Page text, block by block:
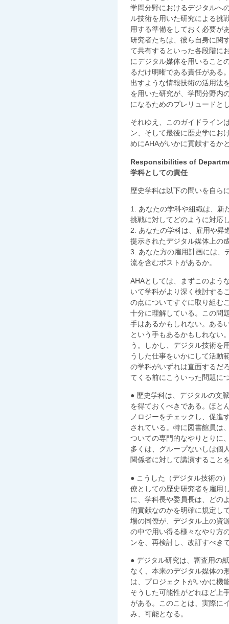
学問分野におけるデジタルへ
ル技術を用いた研究による挑
用する準備をしておく必要が
研究者たちは、彼ら自身に関
て共有するといった各段階に
にデジタル媒体を用いること
るだけ明晰である責任がある
出すような情報技術の活用法
を用いた研究が、学問分野内
になるためのプレリュードと
それゆえ、このガイドライン
ン、そして最後に歴史学にお
めにAHAがいかに貢献するか
Responsibilities of
学科としての責任
歴史学科は以下の問いを自ら
1. あなたの学科や組織は、新
挑戦に対してどのように対応
2. あなたの学科は、雇用や昇
提示されたデジタル媒体上の
3. あなた方の雇用計画には、
流を含むポストがあるか。
AHAとしては、まずこのよう
いて学科がより深く検討する
の点についてすぐに取り組む
十分に理解している。この問
手はあるかもしれない。ある
という手もあるかもしれない
う。しかし、デジタル技術を
うした仕事をいかにして活動
の学科がいずれは直面するだ
てくる前にこういった問題に
● 歴史学科は、デジタルの文
を得ておくべきである。ほと
ノロジーをチェックし、促進
されている。特に図書館員は
ついての専門的なやりとりに
多くは、グループないしは個
関係者に対して講演すること
● こうした（デジタル技術の
僚としての歴史研究者を雇用
に、学科長や委員長は、どの
的貢献なのかを明確に規定し
場の同僚が、デジタル上の資
の中で用い得る様々なやり方
ンを、再検討し、改訂すべき
● デジタル研究は、審査用の
なく、本来のデジタル媒体の
は、プロジェクトがいかに機
そうした可能性がどれほど上
がある。このことは、実際に
み、可能となる。